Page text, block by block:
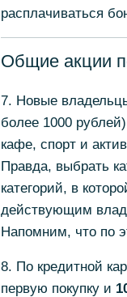
расплачиваться
Общие акции
7. Новые
более 1000
кафе, спорт и
Правда, выбрать
категорий, в
действующим
Напомним, что по
8. По кредитной
первую покупку и